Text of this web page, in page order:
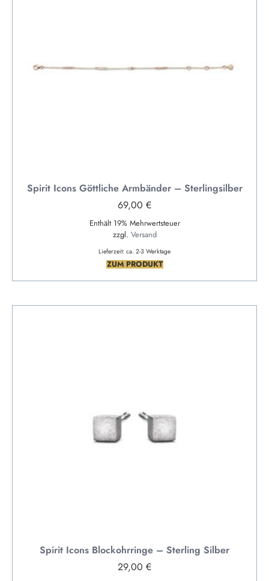
Spirit Icons Göttliche Armbänder – Sterlingsilber
69,00 €
Enthält 19% Mehrwertsteuer
zzgl. Versand
Lieferzeit: ca. 2-3 Werktage
ZUM PRODUKT
Spirit Icons Blockohrringe – Sterling Silber
29,00 €